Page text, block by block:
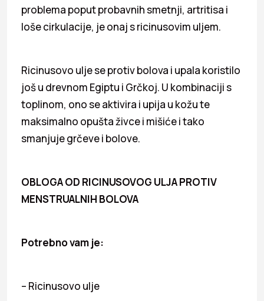
problema poput probavnih smetnji, artritisa i
loše cirkulacije, je onaj s ricinusovim uljem.
Ricinusovo ulje se protiv bolova i upala koristilo
još u drevnom Egiptu i Grčkoj. U kombinaciji s
toplinom, ono se aktivira i upija u kožu te
maksimalno opušta živce i mišiće i tako
smanjuje grčeve i bolove.
OBLOGA OD RICINUSOVOG ULJA PROTIV
MENSTRUALNIH BOLOVA
Potrebno vam je:
– Ricinusovo ulje